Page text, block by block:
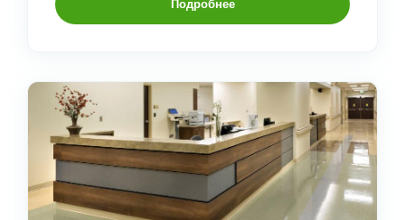
Подробнее